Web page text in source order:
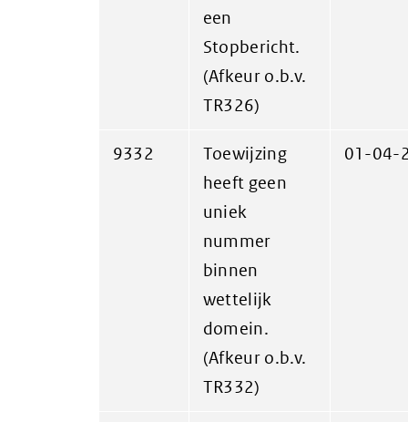
een
Stopbericht.
(Afkeur o.b.v.
TR326)
9332
Toewijzing
heeft geen
uniek
nummer
binnen
wettelijk
domein.
(Afkeur o.b.v.
TR332)
01-04-